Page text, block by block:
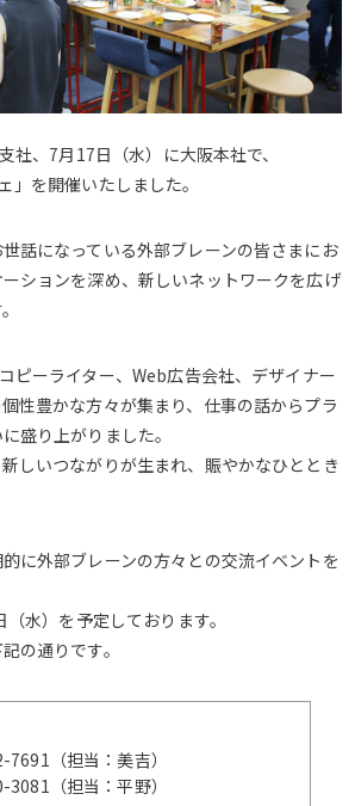
社、7月17日（水）に大阪本社で、
」を開催いたしました。
話になっている外部ブレーンの皆さまにお
ションを深め、新しいネットワークを広げ
ピーライター、Web広告会社、デザイナー
性豊かな方々が集まり、仕事の話からプラ
盛り上がりました。
しいつながりが生まれ、賑やかなひととき
に外部ブレーンの方々との交流イベントを
水）を予定しております。
の通りです。
（担当：美吉）
（担当：平野）